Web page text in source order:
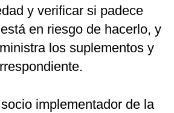
y verificar si padece
en riesgo de hacerlo, y
los suplementos y
implementador de la